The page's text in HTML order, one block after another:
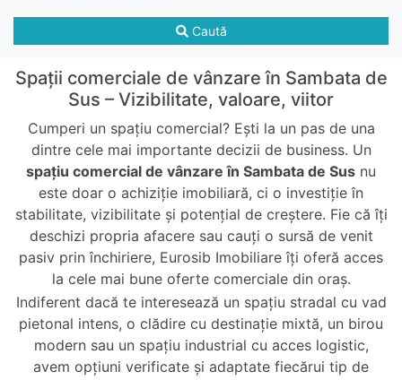
Caută
Spații comerciale de vânzare în Sambata de
Sus – Vizibilitate, valoare, viitor
Cumperi un spațiu comercial? Ești la un pas de una
dintre cele mai importante decizii de business. Un
spațiu comercial de vânzare în Sambata de Sus nu
este doar o achiziție imobiliară, ci o investiție în
stabilitate, vizibilitate și potențial de creștere. Fie că îți
deschizi propria afacere sau cauți o sursă de venit
pasiv prin închiriere, Eurosib Imobiliare îți oferă acces
la cele mai bune oferte comerciale din oraș.
Indiferent dacă te interesează un spațiu stradal cu vad
pietonal intens, o clădire cu destinație mixtă, un birou
modern sau un spațiu industrial cu acces logistic,
avem opțiuni verificate și adaptate fiecărui tip de